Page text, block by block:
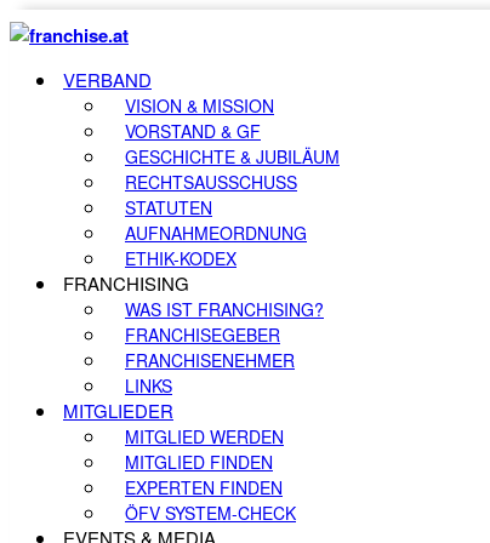
VERBAND
VISION & MISSION
VORSTAND & GF
GESCHICHTE & JUBILÄUM
RECHTSAUSSCHUSS
STATUTEN
AUFNAHMEORDNUNG
ETHIK-KODEX
FRANCHISING
WAS IST FRANCHISING?
FRANCHISEGEBER
FRANCHISENEHMER
LINKS
MITGLIEDER
MITGLIED WERDEN
MITGLIED FINDEN
EXPERTEN FINDEN
ÖFV SYSTEM-CHECK
EVENTS & MEDIA